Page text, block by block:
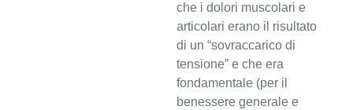
che i dolori muscolari e
articolari erano il risultato
di un “sovraccarico di
tensione” e che era
fondamentale (per il
benessere generale e